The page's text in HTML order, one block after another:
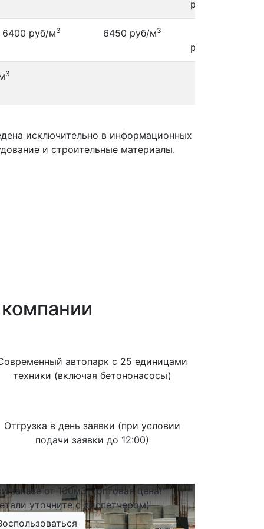
руб/м
6400 руб/м3 6450 руб/м3
руб/м
3
исключительно в информационных
и строительные материалы.
автопарк с 25 единицами
техники (включая бетононасосы)
Отгрузка в день заявки (при условии
подачи заявки до 12:00)
заказе от 100м3 - оптовая цена!
уточните с диспетчером)